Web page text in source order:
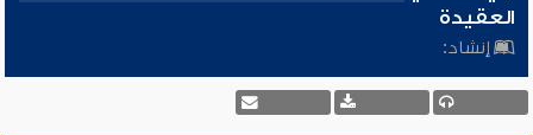
العقيدة
إنشاد: